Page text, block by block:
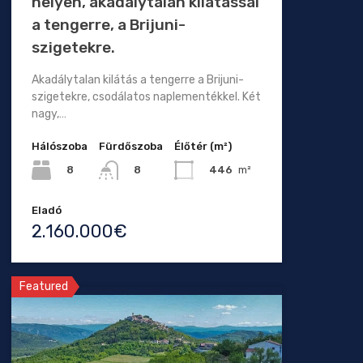
a tengerre, a Brijuni-
szigetekre.
Akadálytalan kilátás a tengerre a Brijuni-
szigetekre, csodálatos naplementékkel. Két
nagy,…
Hálószoba
8
Fürdőszoba
8
Élőtér (m²)
446 m²
Eladó
2.160.000€
Featured